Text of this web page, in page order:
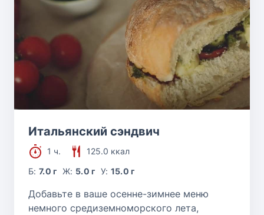
Итальянский сэндвич
1 ч.
125.0 ккал
Б:7.0 г Ж: 5.0 г У: 15.0 г
Добавьте в ваше осенне-зимнее меню
немного средиземноморского лета,